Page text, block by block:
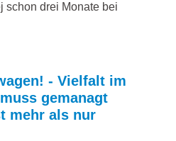
schon drei Monate bei
- Vielfalt im
gemanagt
mehr als nur